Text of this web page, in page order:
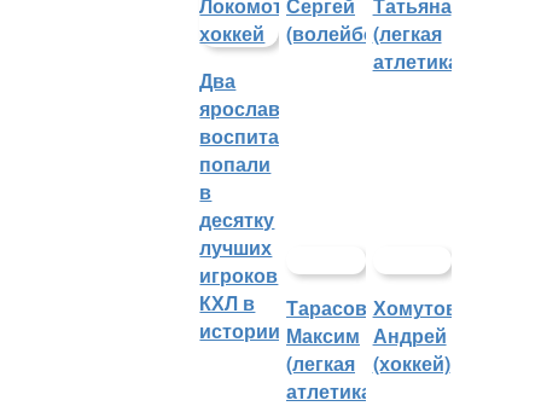
Два
ярославских
воспитанника
попали
в
десятку
лучших
игроков
КХЛ в
истории
(волейбол)(легкая
атлетика)
Тарасов
Максим
(легкая
атлетика)
Хомутов
Андрей
(хоккей)